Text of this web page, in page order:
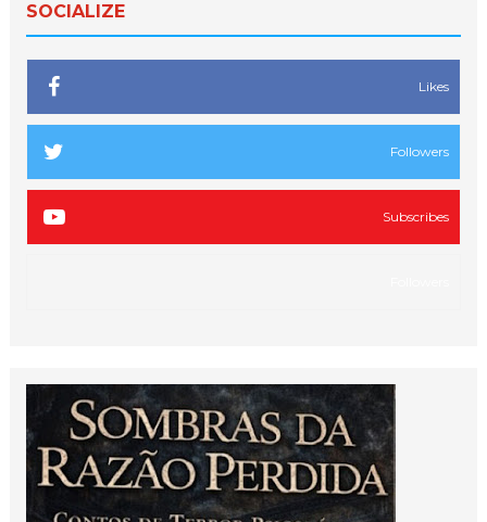
SOCIALIZE
Likes
Followers
Subscribes